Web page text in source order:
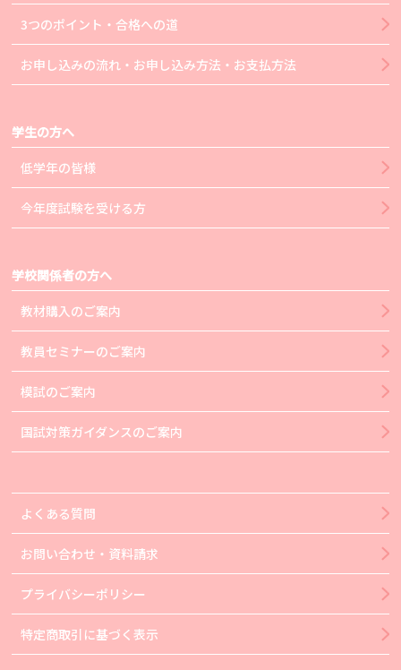
3つのポイント・合格への道
お申し込みの流れ・お申し込み方法・お支払方法
学生の方へ
低学年の皆様
今年度試験を受ける方
学校関係者の方へ
教材購入のご案内
教員セミナーのご案内
模試のご案内
国試対策ガイダンスのご案内
よくある質問
お問い合わせ・資料請求
プライバシーポリシー
特定商取引に基づく表示